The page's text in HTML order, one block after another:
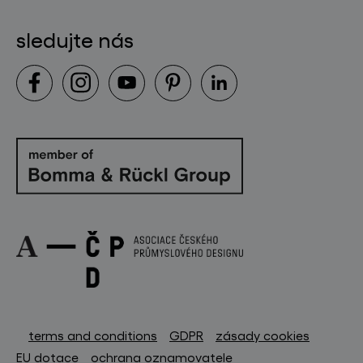
sledujte nás
terms and conditions GDPR
zásady cookies
EU dotace
ochrana oznamovatele